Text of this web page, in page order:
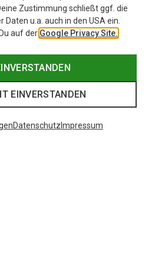
Produktseite
Zustimmung schließt ggf. die
Daten u.a. auch in den USA ein.
auf der Google Privacy Site.
EINVERSTANDEN
Datenschutz Impressum